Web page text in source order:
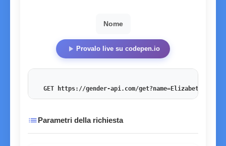
Nome
play_arrow Provalo live su codepen.io
GET https://gender-api.com/get?name=Elizabeth
listParametri della richiesta